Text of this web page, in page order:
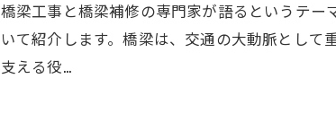
橋梁工事と橋梁補修の専門家が語るというテ
いて紹介します。橋梁は、交通の大動脈とし
支える役…